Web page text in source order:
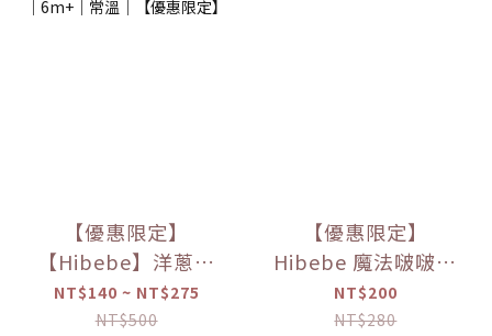
【優惠限定】
【Hibebe】洋蔥蘋
果魚湯250ml/包｜
2包/盒｜虱目魚湯
NT$140 ~ NT$275
NT$500
【優惠限定】
Hibebe 魔法啵啵棒
牛奶/草莓/起司/藍
莓葡萄/芒果(150g/
NT$200
NT$280